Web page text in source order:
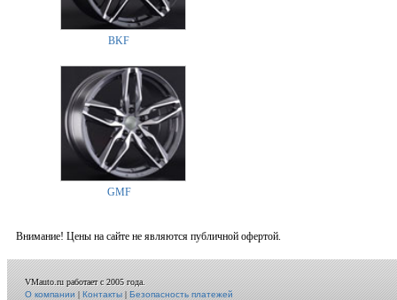
BKF
GMF
Внимание! Цены на сайте не являются публичной офертой.
VMauto.ru работает с 2005 года.
О компании|Контакты|Безопасность платежей